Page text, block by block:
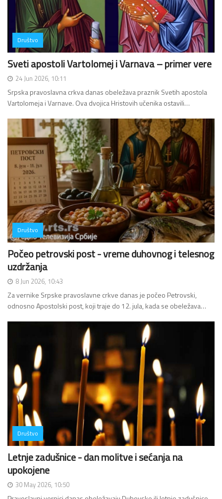
Društvo
Sveti apostoli Vartolomej i Varnava – primer vere
24 Jun 2026, 10:11
Srpska pravoslavna crkva danas obeležava praznik Svetih apostola
Vartolomeja i Varnave. Ova dvojica Hristovih učenika ostavili…
Društvo
Počeo petrovski post - vreme duhovnog i telesnog
uzdržanja
8 Jun 2026, 10:43
Za vernike Srpske pravoslavne crkve danas je počeo Petrovski,
odnosno Apostolski post, koji traje do 12. jula, kada se obeležava…
Društvo
Letnje zadušnice - dan molitve i sećanja na
upokojene
30 May 2026, 10:50